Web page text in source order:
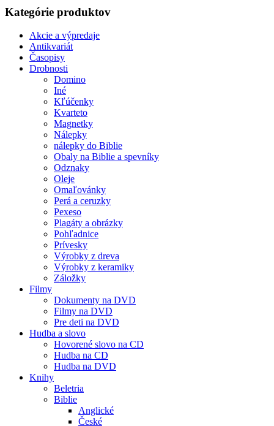
Kategórie produktov
Akcie a výpredaje
Antikvariát
Časopisy
Drobnosti
Domino
Iné
Kľúčenky
Kvarteto
Magnetky
Nálepky
nálepky do Biblie
Obaly na Biblie a spevníky
Odznaky
Oleje
Omaľovánky
Perá a ceruzky
Pexeso
Plagáty a obrázky
Pohľadnice
Prívesky
Výrobky z dreva
Výrobky z keramiky
Záložky
Filmy
Dokumenty na DVD
Filmy na DVD
Pre deti na DVD
Hudba a slovo
Hovorené slovo na CD
Hudba na CD
Hudba na DVD
Knihy
Beletria
Biblie
Anglické
České